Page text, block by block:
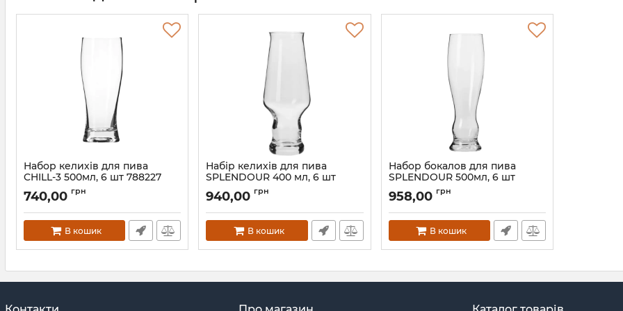
Набор келихів для пива
CHILL-3 500мл, 6 шт 788227
Артикул: 788227
740,00 грн
В кошик
Набір келихів для пива
SPLENDOUR 400 мл, 6 шт
Артикул: 788616
940,00 грн
В кошик
Набор бокалов для пива
SPLENDOUR 500мл, 6 шт
Артикул: 788609
958,00 грн
В кошик